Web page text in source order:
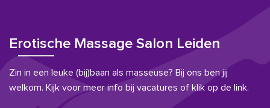
Erotische Massage Salon Leiden
Zin in een leuke (bij)baan als masseuse? Bij ons ben jij
welkom. Kijk voor meer info bij vacatures of klik op de link.